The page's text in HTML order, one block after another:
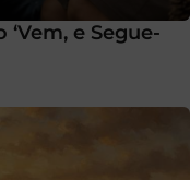
e Segue-